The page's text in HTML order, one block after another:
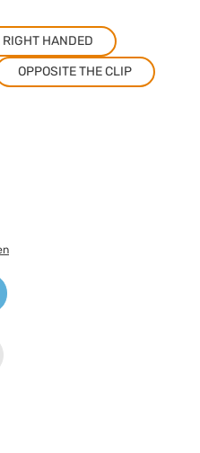
RIGHT HANDED
OPPOSITE THE CLIP